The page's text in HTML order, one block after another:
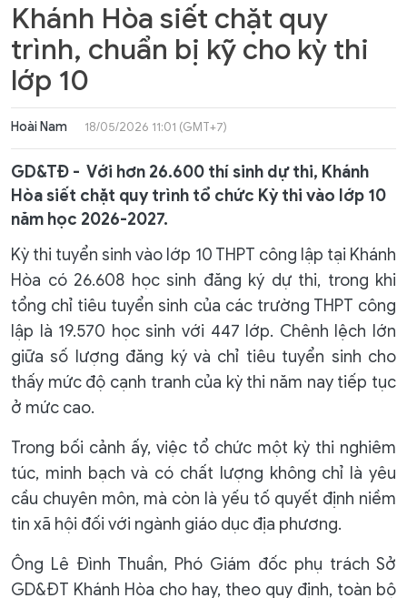
Khánh Hòa siết chặt quy
trình, chuẩn bị kỹ cho kỳ thi
lớp 10
Hoài Nam 18/05/2026 11:01 (GMT+7)
GD&TĐ - Với hơn 26.600 thí sinh dự thi, Khánh
Hòa siết chặt quy trình tổ chức Kỳ thi vào lớp 10
năm học 2026-2027.
Kỳ thi tuyển sinh vào lớp 10 THPT công lập tại Khánh
Hòa có 26.608 học sinh đăng ký dự thi, trong khi
tổng chỉ tiêu tuyển sinh của các trường THPT công
lập là 19.570 học sinh với 447 lớp. Chênh lệch lớn
giữa số lượng đăng ký và chỉ tiêu tuyển sinh cho
thấy mức độ cạnh tranh của kỳ thi năm nay tiếp tục
ở mức cao.
Trong bối cảnh ấy, việc tổ chức một kỳ thi nghiêm
túc, minh bạch và có chất lượng không chỉ là yêu
cầu chuyên môn, mà còn là yếu tố quyết định niềm
tin xã hội đối với ngành giáo dục địa phương.
Ông Lê Đình Thuần, Phó Giám đốc phụ trách Sở
GD&ĐT Khánh Hòa cho hay, theo quy định, toàn bộ